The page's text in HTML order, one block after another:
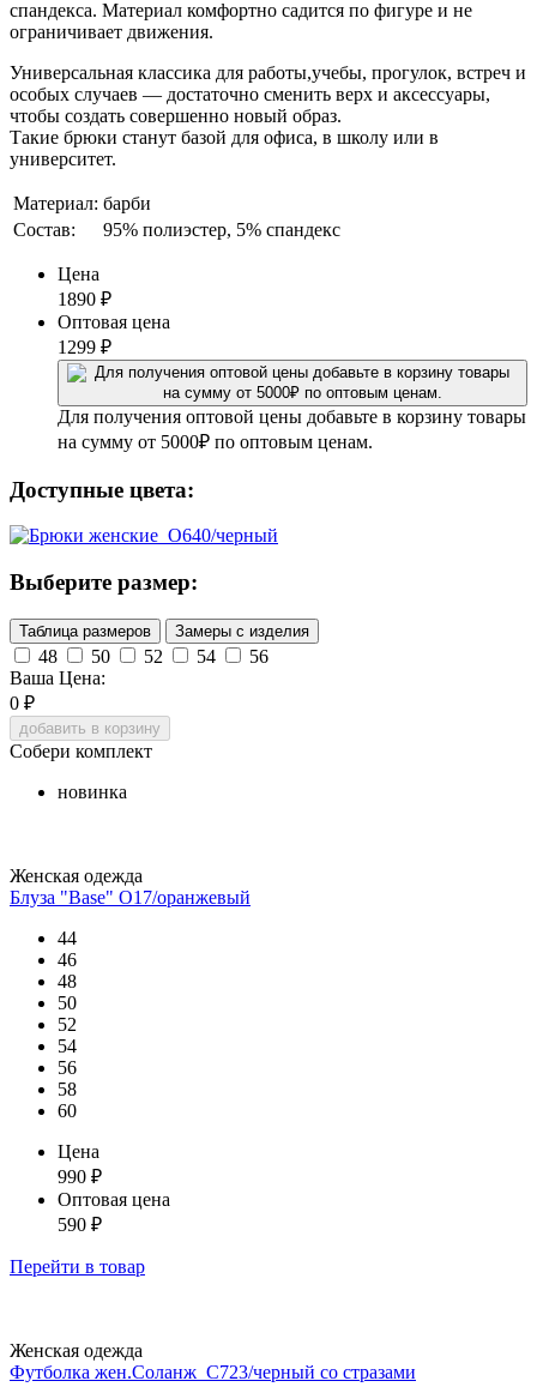
спандекса. Материал комфортно садится по фигуре и не
ограничивает движения.
Универсальная классика для работы,учебы, прогулок, встреч и
особых случаев — достаточно сменить верх и аксессуары,
чтобы создать совершенно новый образ.
Такие брюки станут базой для офиса, в школу или в
университет.
Материал: барби
Состав:
95% полиэстер, 5% спандекс
Цена
1890 ₽
Оптовая цена
1299 ₽
Для получения оптовой цены добавьте в корзину товары
на сумму от 5000₽ по оптовым ценам.
Доступные цвета:
Выберите размер:
Таблица размеров Замеры с изделия
48 50 52 54
56
Ваша Цена:
0 ₽
добавить в корзину
Собери комплект
новинка
Женская одежда
Блуза "Base" О17/оранжевый
44
46
48
50
52
54
56
58
60
Цена
990 ₽
Оптовая цена
590 ₽
Перейти в товар
Женская одежда
Футболка жен.Соланж_С723/черный со стразами